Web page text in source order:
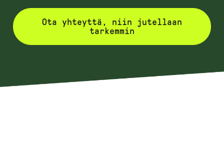
Ota yhteyttä, niin jutellaan
tarkemmin